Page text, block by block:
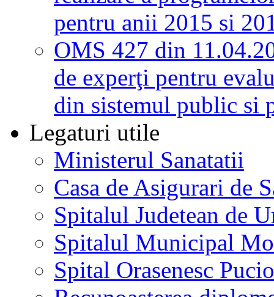
pentru anii 2015 si
OMS 427 din
de experţi pentru
din sistemul public si
Legaturi utile
Ministerul Sanatatii
Casa de Asigurari de
Spitalul Judetean de
Spitalul Municipal
Spital Orasenesc